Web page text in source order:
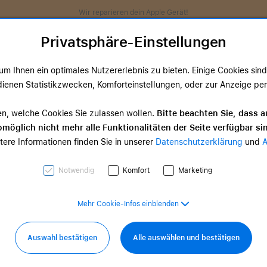
Wir reparieren dein Apple Gerät!
TV & Home Zubehör Services
Zubehör
Zubehör
Privatsphäre-Einstellungen
Ihnen ein optimales Nutzererlebnis zu bieten. Einige Cookies
Statistikzwecken, Komforteinstellungen, oder zur Anzeige
welche Cookies Sie zulassen wollen. Bitte beachten Sie, dass
nicht mehr alle Funktionalitäten der Seite verfügbar
Informationen finden Sie in unserer Datenschutzerklärung und
Notwendig Komfort Marketing
Mehr Cookie-Infos einblenden
Auswahl bestätigen Alle auswählen und bestätigen